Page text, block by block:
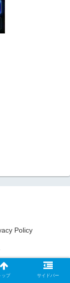
Policy
ップ サイドバー